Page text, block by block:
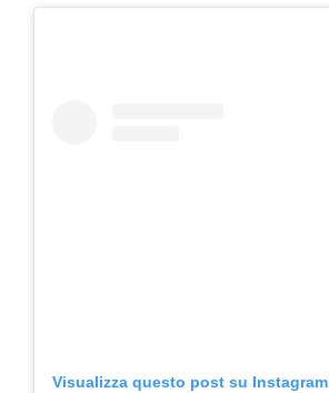
Visualizza questo post su Instagram